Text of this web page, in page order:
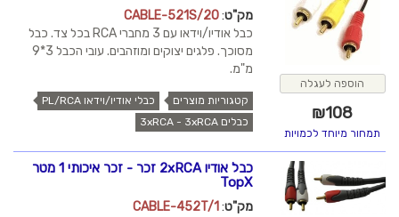
הוספה לעגלה
₪108
תמחור מיוחד לכמויות
מק"ט:
CABLE-521S/20
כבל אודיו/וידאו עם 3 מחברי RCA בכל צד. כבל
מסוכך. פלגים יצוקים ומוזהבים. עובי הכבל 3*9
מ"מ.
קטגוריות מוצרים
כבלי אודיו/וידאו PL/RCA
כבלים 3xRCA - 3xRCA
כבל אודיו 2xRCA זכר - זכר איכותי 1 מטר
TopX
מק"ט:
CABLE-452T/1